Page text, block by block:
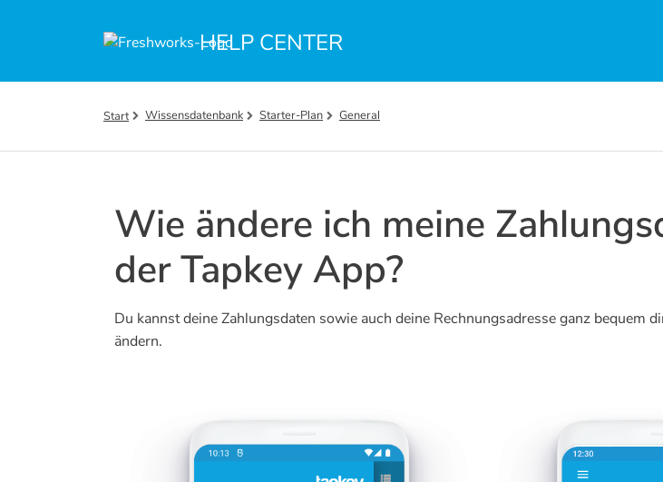
HELP CENTER
Start Wissensdatenbank Starter-Plan General
Wie ändere ich meine
der Tapkey App?
Du kannst deine Zahlungsdaten sowie auch deine Rechnungsadresse ganz bequem
ändern.